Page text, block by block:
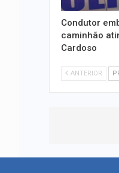
Condutor
caminhão
Cardoso
ANTERIOR